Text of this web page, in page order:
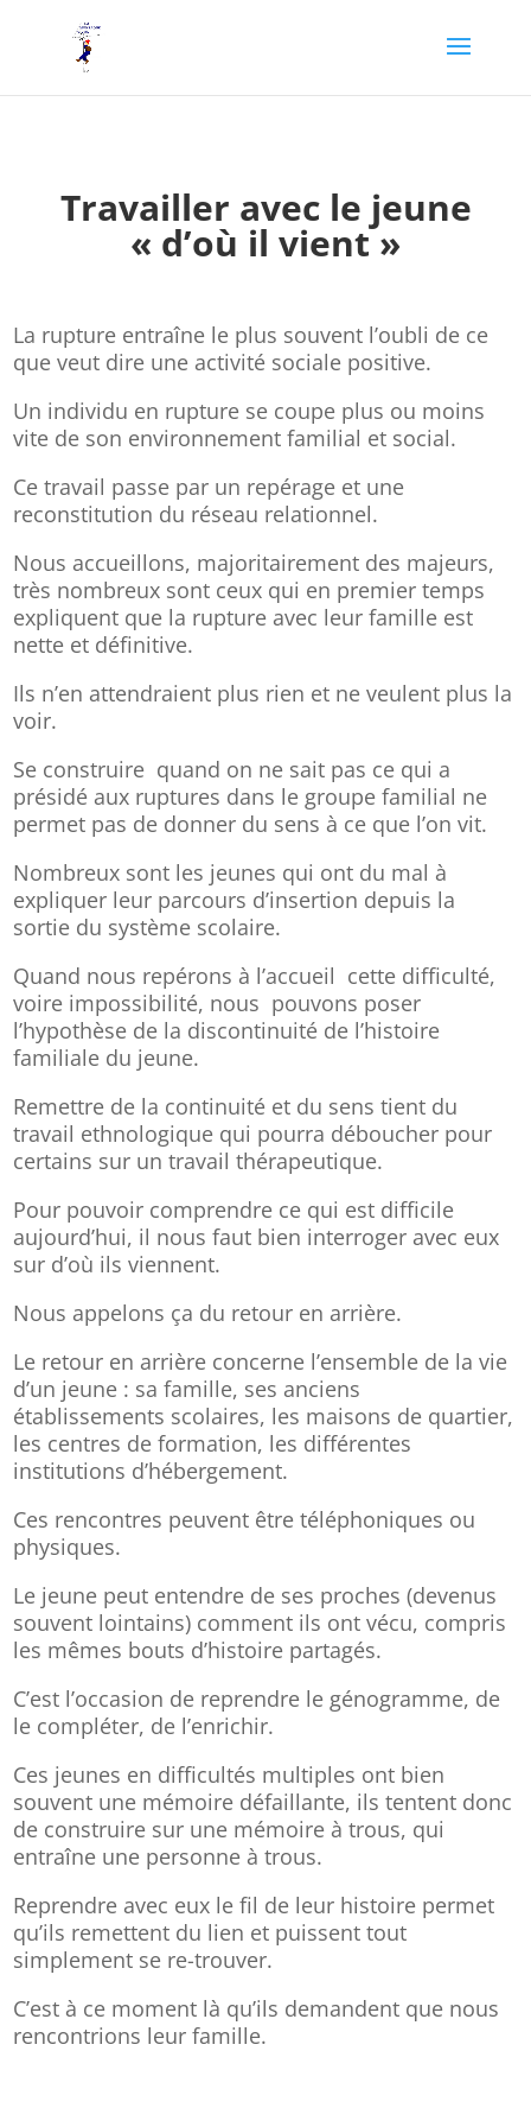
Travailler avec le jeune
« d’où il vient »
La rupture entraîne le plus souvent l’oubli de ce
que veut dire une activité sociale positive.
Un individu en rupture se coupe plus ou moins
vite de son environnement familial et social.
Ce travail passe par un repérage et une
reconstitution du réseau relationnel.
Nous accueillons, majoritairement des majeurs,
très nombreux sont ceux qui en premier temps
expliquent que la rupture avec leur famille est
nette et définitive.
Ils n’en attendraient plus rien et ne veulent plus la
voir.
Se construire quand on ne sait pas ce qui a
présidé aux ruptures dans le groupe familial ne
permet pas de donner du sens à ce que l’on vit.
Nombreux sont les jeunes qui ont du mal à
expliquer leur parcours d’insertion depuis la
sortie du système scolaire.
Quand nous repérons à l’accueil cette difficulté,
voire impossibilité, nous pouvons poser
l’hypothèse de la discontinuité de l’histoire
familiale du jeune.
Remettre de la continuité et du sens tient du
travail ethnologique qui pourra déboucher pour
certains sur un travail thérapeutique.
Pour pouvoir comprendre ce qui est difficile
aujourd’hui, il nous faut bien interroger avec eux
sur d’où ils viennent.
Nous appelons ça du retour en arrière.
Le retour en arrière concerne l’ensemble de la vie
d’un jeune : sa famille, ses anciens
établissements scolaires, les maisons de quartier,
les centres de formation, les différentes
institutions d’hébergement.
Ces rencontres peuvent être téléphoniques ou
physiques.
Le jeune peut entendre de ses proches (devenus
souvent lointains) comment ils ont vécu, compris
les mêmes bouts d’histoire partagés.
C’est l’occasion de reprendre le génogramme, de
le compléter, de l’enrichir.
Ces jeunes en difficultés multiples ont bien
souvent une mémoire défaillante, ils tentent donc
de construire sur une mémoire à trous, qui
entraîne une personne à trous.
Reprendre avec eux le fil de leur histoire permet
qu’ils remettent du lien et puissent tout
simplement se re-trouver.
C’est à ce moment là qu’ils demandent que nous
rencontrions leur famille.